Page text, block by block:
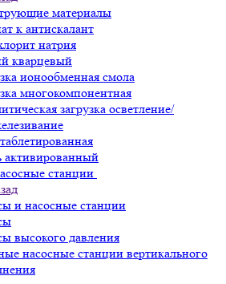
материалы
к антискалант
натрия
кварцевый
ионообменная смола
многокомпонентная
загрузка осветление/
активированный
станции
и насосные станции
высокого давления
насосные станции вертикального